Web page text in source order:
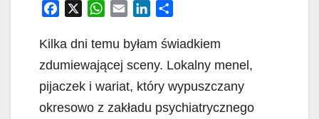
c
o
o
W
a
s
A
p
a
n
e
d
I
a
Kilka dni temu byłam świadkiem
zdumiewającej sceny. Lokalny menel,
pijaczek i wariat, który wypuszczany
okresowo z zakładu psychiatrycznego